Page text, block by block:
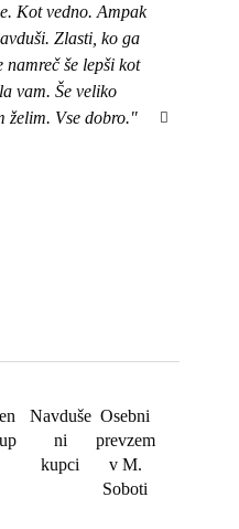
Kot vedno. Ampak
Zlasti, ko ga
še lepši kot
vam. Še veliko
želim. Vse dobro."
Navduše
ni
kupci
Osebni
prevzem
v M.
Soboti